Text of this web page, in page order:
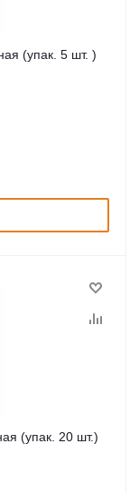
(упак. 5 шт. )
(упак. 20 шт.)